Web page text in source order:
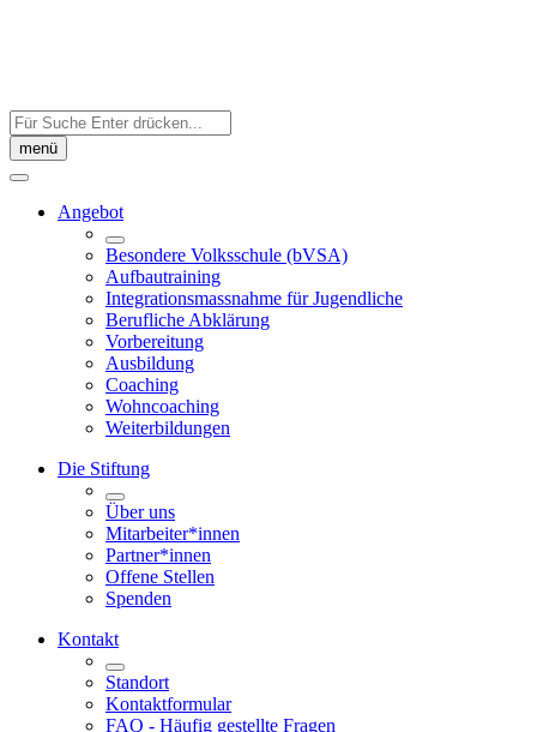
Auf
der
Seite
suchen:
menü
Angebot
Besondere Volksschule (bVSA)
Aufbautraining
Integrations­massnahme für Jugendliche
Berufliche Abklärung
Vorbereitung
Ausbildung
Coaching
Wohncoaching
Weiterbildungen
Die Stiftung
Über uns
Mitarbeiter*innen
Partner*innen
Offene Stellen
Spenden
Kontakt
Standort
Kontaktformular
FAQ - Häufig gestellte Fragen